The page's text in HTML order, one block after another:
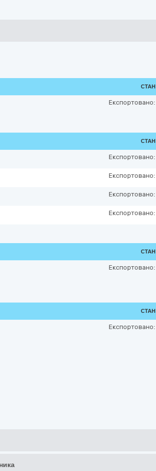
СТАН
Експортовано:
СТАН
Експортовано:
Експортовано:
Експортовано:
Експортовано:
СТАН
Експортовано:
СТАН
Експортовано: